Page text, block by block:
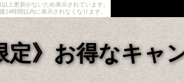
上更新がないため表示されています。
24時間以内に表示されなくなります。
》お得なキャ